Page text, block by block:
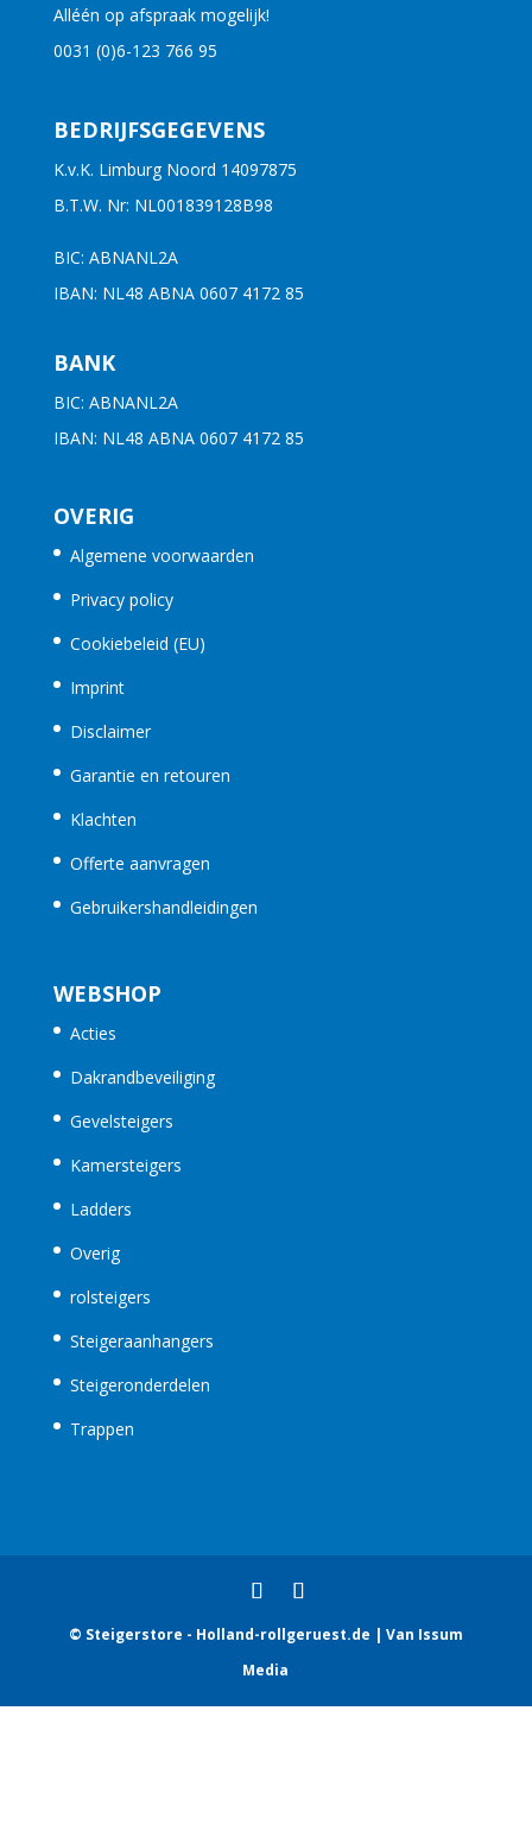
Alléén op afspraak mogelijk!
0031 (0)6-123 766 95
BEDRIJFSGEGEVENS
K.v.K. Limburg Noord 14097875
B.T.W. Nr: NL001839128B98
BIC: ABNANL2A
IBAN: NL48 ABNA 0607 4172 85
BANK
BIC: ABNANL2A
IBAN: NL48 ABNA 0607 4172 85
OVERIG
Algemene voorwaarden
Privacy policy
Cookiebeleid (EU)
Imprint
Disclaimer
Garantie en retouren
Klachten
Offerte aanvragen
Gebruikershandleidingen
WEBSHOP
Acties
Dakrandbeveiliging
Gevelsteigers
Kamersteigers
Ladders
Overig
rolsteigers
Steigeraanhangers
Steigeronderdelen
Trappen
© Steigerstore - Holland-rollgeruest.de | Van Issum
Media